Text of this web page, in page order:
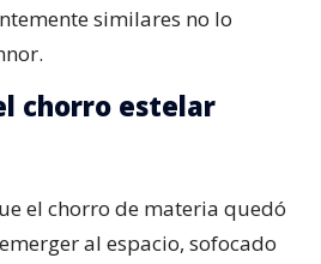
similares no lo
chorro estelar
el chorro de materia quedó
al espacio, sofocado